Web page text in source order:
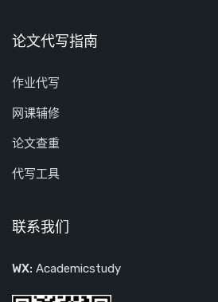
论文代写指南
作业代写
网课辅修
论文查重
代写工具
联系我们
WX: Academicstudy